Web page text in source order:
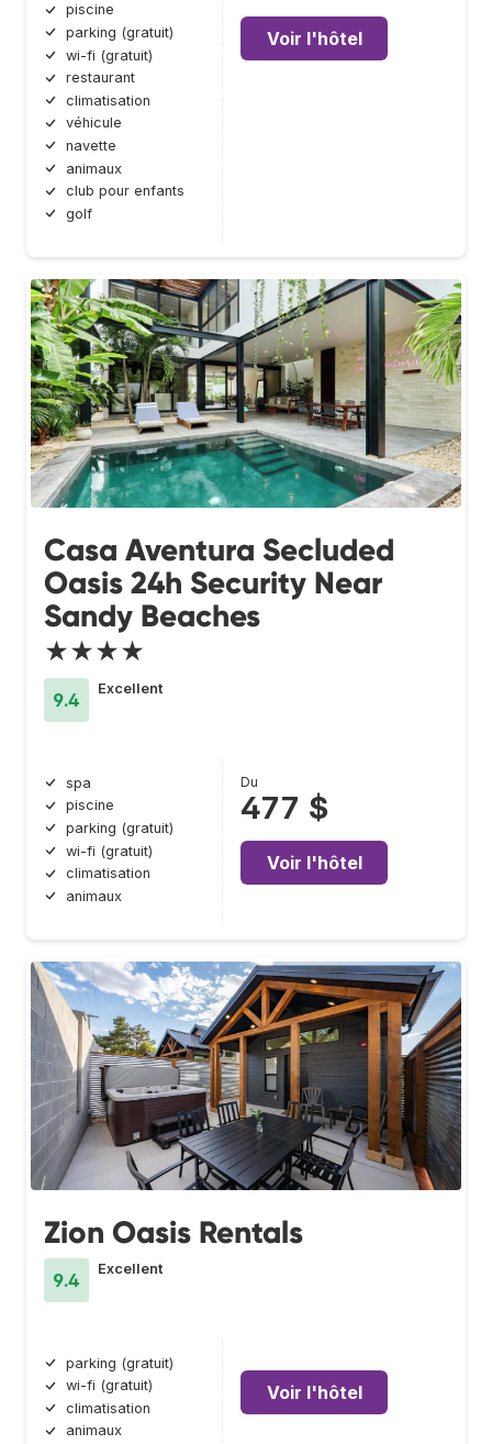
piscine
parking (gratuit)
wi-fi (gratuit)
restaurant
climatisation
véhicule
navette
animaux
club pour enfants
golf
Voir l'hôtel
Casa Aventura Secluded
Oasis 24h Security Near
Sandy Beaches
★★★★
9.4
Excellent
spa
piscine
parking (gratuit)
wi-fi (gratuit)
climatisation
animaux
Du
477 $
Voir l'hôtel
Zion Oasis Rentals
9.4
Excellent
parking (gratuit)
wi-fi (gratuit)
climatisation
animaux
Voir l'hôtel